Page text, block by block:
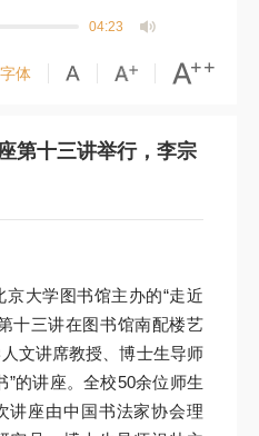
04:23
字体
第十三讲举行，李宗
京大学图书馆主办的“走近
十三讲在图书馆南配楼艺
文讲席教授、博士生导师
”的讲座。全校50余位师生
讲座由中国书法家协会理